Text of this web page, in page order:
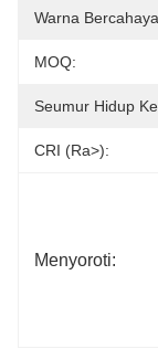
Warna
MOQ:
Seumur Hidup
CRI (Ra>):
Menyoroti: